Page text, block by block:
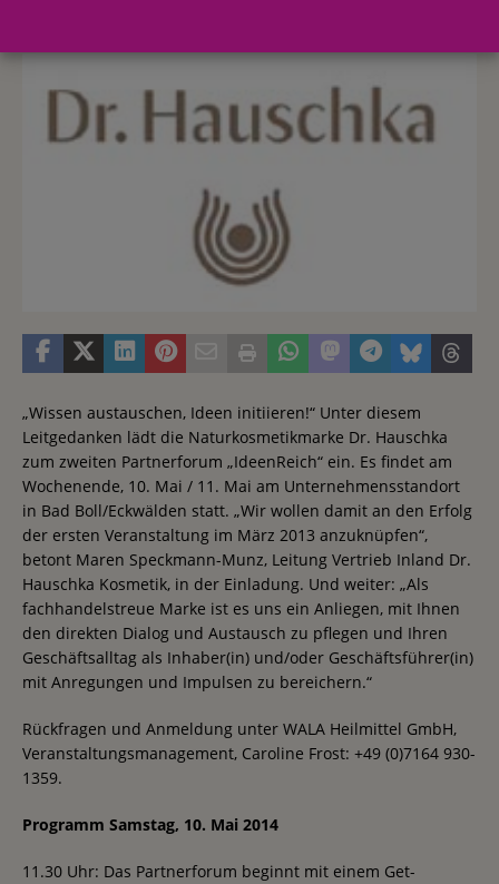
„Wissen austauschen, Ideen initiieren!“ Unter diesem
Leitgedanken lädt die Naturkosmetikmarke Dr. Hauschka
zum zweiten Partnerforum „IdeenReich“ ein. Es findet am
Wochenende, 10. Mai / 11. Mai am Unternehmensstandort
in Bad Boll/Eckwälden statt. „Wir wollen damit an den Erfolg
der ersten Veranstaltung im März 2013 anzuknüpfen“,
betont Maren Speckmann-Munz, Leitung Vertrieb Inland Dr.
Hauschka Kosmetik, in der Einladung. Und weiter: „Als
fachhandelstreue Marke ist es uns ein Anliegen, mit Ihnen
den direkten Dialog und Austausch zu pflegen und Ihren
Geschäftsalltag als Inhaber(in) und/oder Geschäftsführer(in)
mit Anregungen und Impulsen zu bereichern.“
Rückfragen und Anmeldung unter WALA Heilmittel GmbH,
Veranstaltungsmanagement, Caroline Frost: +49 (0)7164 930-
1359.
Programm Samstag, 10. Mai 2014
11.30 Uhr: Das Partnerforum beginnt mit einem Get-